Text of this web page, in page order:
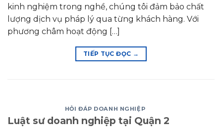
kinh nghiệm trong nghề, chúng tôi đảm bảo chất
lượng dịch vụ pháp lý qua từng khách hàng. Với
phương châm hoạt động […]
TIẾP TỤC ĐỌC →
HỎI ĐÁP DOANH NGHIỆP
Luật sư doanh nghiệp tại Quận 2